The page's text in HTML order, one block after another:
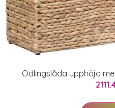
Odlingslåda upphöjd